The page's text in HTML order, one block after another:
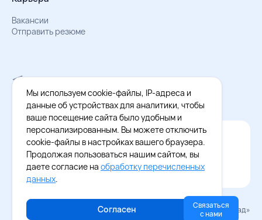
Вакансии
Отправить резюме
Мы в Телеграм
Документы об обработке персональных данных
Охрана труда – результаты СОУТ
Официальное приложение Восток - Запад
Cкачайте бесплатное приложение
© 2026 «Восток–Запад»
Связаться
с нами
Мы используем cookie-файлы, IP-адреса и
данные об устройствах для аналитики, чтобы
ваше посещение сайта было удобным и
персонализированным. Вы можете отключить
cookie-файлы в настройках вашего браузера.
Продолжая пользоваться нашим сайтом, вы
даете согласие на обработку перечисленных
данных.
Согласен